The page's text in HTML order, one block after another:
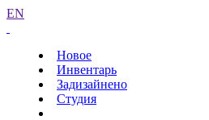
EN
Новое
Инвентарь
Задизайнено
Студия